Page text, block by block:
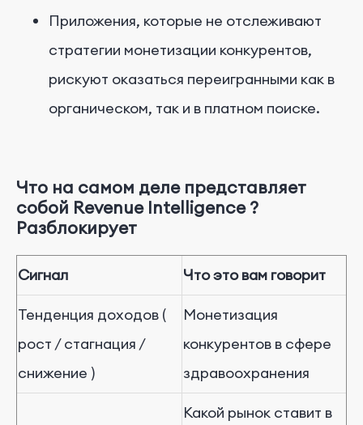
Приложения, которые не отслеживают
стратегии монетизации конкурентов,
рискуют оказаться переигранными как в
органическом, так и в платном поиске.
Что на самом деле представляет
собой Revenue Intelligence ?
Разблокирует
Сигнал Чтоэто вам говорит
Тенденция доходов (
рост / стагнация /
снижение )
Монетизация
конкурентов в сфере
здравоохранения
Какой рынок ставит в